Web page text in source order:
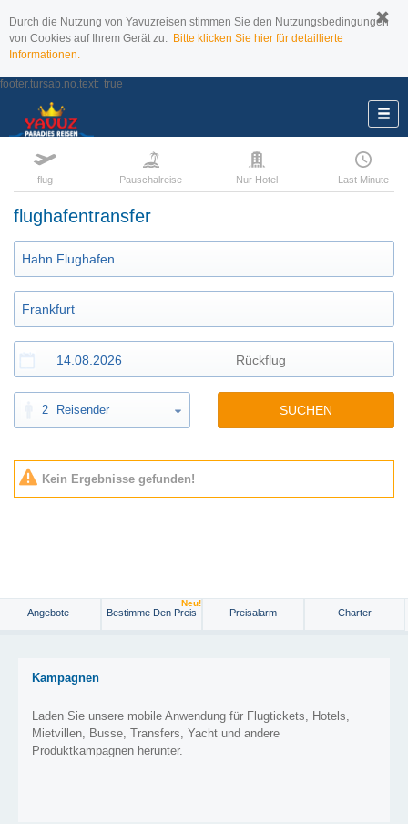
Durch die Nutzung von Yavuzreisen stimmen Sie den Nutzungsbedingungen
von Cookies auf Ihrem Gerät zu. Bitte klicken Sie hier für detaillierte
Informationen.
footer.tursab.no.text: true
flug Pauschalreise Nur Hotel Last Minute
flughafentransfer
2 Reisender SUCHEN
Kein Ergebnisse gefunden!
Angebote Bestimme Den Preis
Neu!
Preisalarm Charter
Kampagnen
Laden Sie unsere mobile Anwendung für Flugtickets, Hotels,
Mietvillen, Busse, Transfers, Yacht und andere
Produktkampagnen herunter.